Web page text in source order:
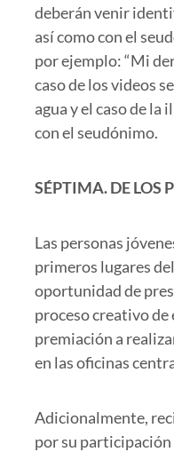
deberán venir
así como con el
por ejemplo: “Mi
caso de los videos
agua y el caso de
con el seudónimo.
SÉPTIMA.DE LOS
Las personas
primeros lugares
oportunidad de
proceso creativo de
premiación a
en las oficinas
Adicionalmente,
por su